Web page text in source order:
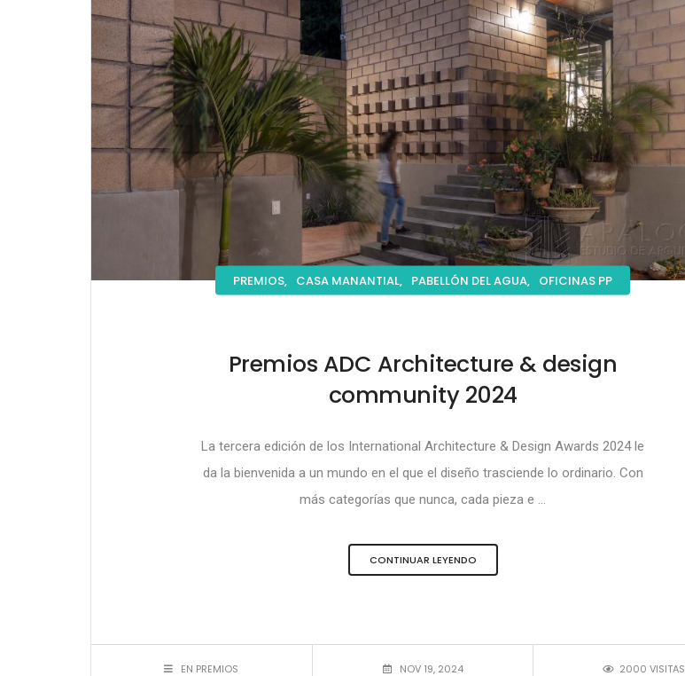
PREMIOS, CASA MANANTIAL, PABELLÓN DEL AGUA, OFICINAS PP
Premios ADC Architecture & design
community 2024
La tercera edición de los International Architecture & Design Awards 2024 le
da la bienvenida a un mundo en el que el diseño trasciende lo ordinario. Con
más categorías que nunca, cada pieza e ...
CONTINUAR LEYENDO
EN PREMIOS NOV 19, 2024 2000 VISITAS